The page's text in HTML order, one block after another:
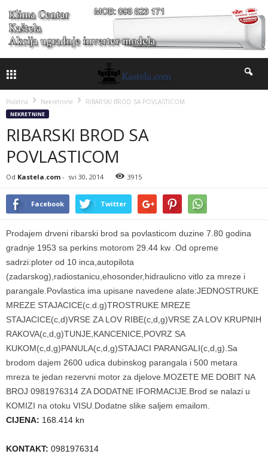
Početna Nekretnine RIBARSKI BROD SA POVLASTICOM
NEKRETNINE
RIBARSKI BROD SA
POVLASTICOM
Od Kastela.com - svi 30, 2014 3915
Facebook Twitter
Prodajem drveni ribarski brod sa povlasticom duzine 7.80 godina
gradnje 1953 sa perkins motorom 29.44 kw .Od opreme
sadrzi:ploter od 10 inca,autopilota
(zadarskog),radiostanicu,ehosonder,hidraulicno vitlo za mreze i
parangale.Povlastica ima upisane navedene alate:JEDNOSTRUKE
MREZE STAJACICE(c.d.g)TROSTRUKE MREZE
STAJACICE(c,d)VRSE ZA LOV RIBE(c,d,g)VRSE ZA LOV KRUPNIH
RAKOVA(c,d,g)TUNJE,KANCENICE,POVRZ SA
KUKOM(c,d,g)PANULA(c,d,g)STAJACI PARANGALI(c,d,g).Sa
brodom dajem 2600 udica dubinskog parangala i 500 metara
mreza te jedan rezervni motor za djelove.MOZETE ME DOBIT NA
BROJ 0981976314 ZA DODATNE IFORMACIJE.Brod se nalazi u
KOMIZI na otoku VISU.Dodatne slike saljem emailom.
CIJENA: 168.414 kn
KONTAKT: 0981976314